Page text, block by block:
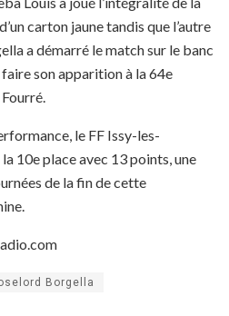
carton jaune tandis que l’autre
a démarré le match sur le banc
son apparition à la 64e
le FF Issy-les-
10e place avec 13 points, une
de la fin de cette
Borgella